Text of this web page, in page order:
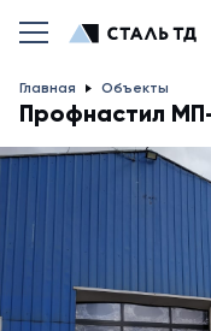
Главная Объекты
Профнастил